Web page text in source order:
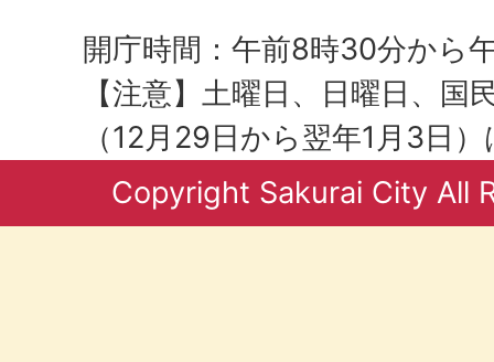
開庁時間：午前8時30分から
【注意】土曜日、日曜日、国
（12月29日から翌年1月3日
Copyright Sakurai City All